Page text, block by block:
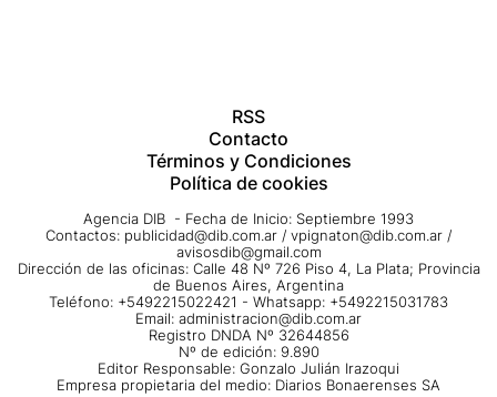
RSS
Contacto
Términos y Condiciones
Política de cookies
Agencia DIB - Fecha de Inicio: Septiembre 1993
Contactos: publicidad@dib.com.ar / vpignaton@dib.com.ar /
avisosdib@gmail.com
Dirección de las oficinas: Calle 48 Nº 726 Piso 4, La Plata; Provincia
de Buenos Aires, Argentina
Teléfono: +5492215022421 - Whatsapp: +5492215031783
Email: administracion@dib.com.ar
Registro DNDA Nº 32644856
Nº de edición: 9.890
Editor Responsable: Gonzalo Julián Irazoqui
Empresa propietaria del medio: Diarios Bonaerenses SA